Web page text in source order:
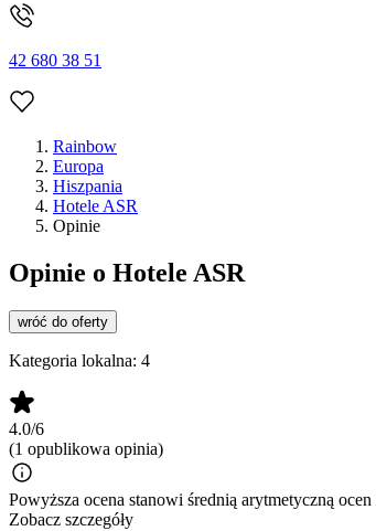
42 680 38 51
Rainbow
Europa
Hiszpania
Hotele ASR
Opinie
Opinie o Hotele ASR
wróć do oferty
Kategoria lokalna: 4
4.0/6
(1 opublikowa opinia)
Powyższa ocena stanowi średnią arytmetyczną
Zobacz szczegóły